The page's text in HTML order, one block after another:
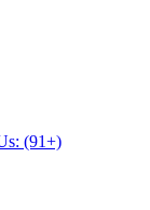
(91+)